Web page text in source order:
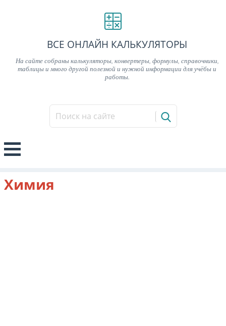
ВСЕ ОНЛАЙН КАЛЬКУЛЯТОРЫ
На сайте собраны калькуляторы, конвертеры, формулы, справочники,
таблицы и много другой полезной и нужной информации для учёбы и
работы.
Химия